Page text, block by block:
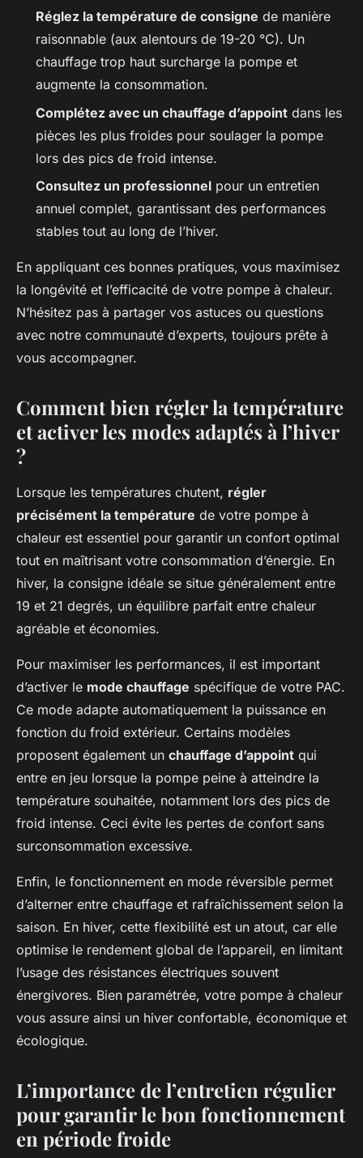
Réglez la température de consigne de manière
raisonnable (aux alentours de 19-20 °C). Un
chauffage trop haut surcharge la pompe et
augmente la consommation.
Complétez avec un chauffage d’appoint dans les
pièces les plus froides pour soulager la pompe
lors des pics de froid intense.
Consultez un professionnel pour un entretien
annuel complet, garantissant des performances
stables tout au long de l’hiver.
En appliquant ces bonnes pratiques, vous maximisez
la longévité et l’efficacité de votre pompe à chaleur.
N’hésitez pas à partager vos astuces ou questions
avec notre communauté d’experts, toujours prête à
vous accompagner.
Comment bien régler la température
et activer les modes adaptés à l’hiver
?
Lorsque les températures chutent, régler
précisément la température de votre pompe à
chaleur est essentiel pour garantir un confort optimal
tout en maîtrisant votre consommation d’énergie. En
hiver, la consigne idéale se situe généralement entre
19 et 21 degrés, un équilibre parfait entre chaleur
agréable et économies.
Pour maximiser les performances, il est important
d’activer le mode chauffage spécifique de votre PAC.
Ce mode adapte automatiquement la puissance en
fonction du froid extérieur. Certains modèles
proposent également un chauffage d’appoint qui
entre en jeu lorsque la pompe peine à atteindre la
température souhaitée, notamment lors des pics de
froid intense. Ceci évite les pertes de confort sans
surconsommation excessive.
Enfin, le fonctionnement en mode réversible permet
d’alterner entre chauffage et rafraîchissement selon la
saison. En hiver, cette flexibilité est un atout, car elle
optimise le rendement global de l’appareil, en limitant
l’usage des résistances électriques souvent
énergivores. Bien paramétrée, votre pompe à chaleur
vous assure ainsi un hiver confortable, économique et
écologique.
L’importance de l’entretien régulier
pour garantir le bon fonctionnement
en période froide